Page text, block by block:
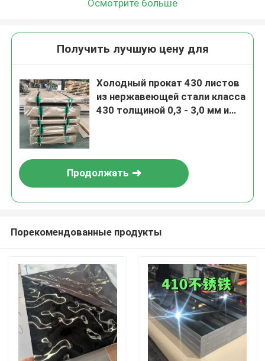
Осмотрите больше
Получить лучшую цену для
Холодный прокат 430 листов
из нержавеющей стали класса
430 толщиной 0,3 - 3,0 мм и
Продолжать
Порекомендованные продукты